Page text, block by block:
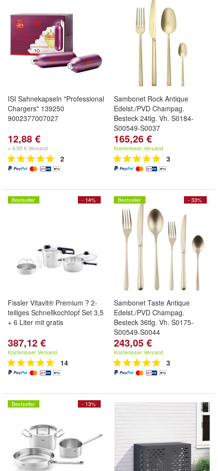
ISI Sahnekapseln "Professional
Chargers" 139250
9002377007027
12,88 €
+ 4,95 € Versand
2
Sambonet Rock Antique
Edelst./PVD Champag.
Besteck 24tlg. Vh. S0184-
S00549-S0037
165,26 €
Kostenloser Versand
3
- 14%
Bestseller
Fissler Vitavit® Premium ? 2-
teiliges Schnellkochtopf Set 3,5
+ 6 Liter mit gratis
387,12 €
Kostenloser Versand
14
- 33%
Bestseller
Sambonet Taste Antique
Edelst./PVD Champag.
Besteck 36tlg. Vh. S0175-
S00549-S0044
243,05 €
Kostenloser Versand
3
- 13%
Bestseller